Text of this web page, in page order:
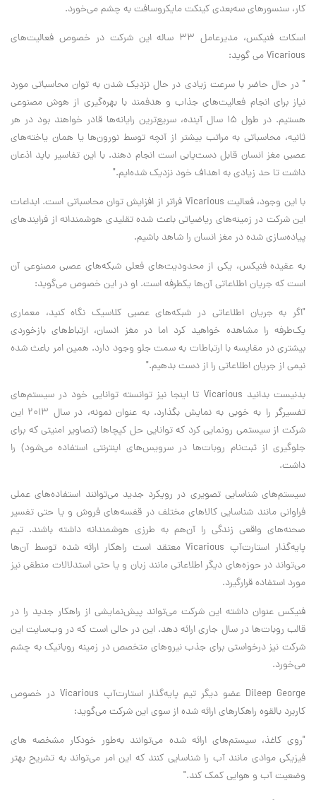
کار، سنسورهای سه‌بعدی کینکت مایکروسافت به چشم می‌خورد.
اسکات فنیکس، مدیرعامل 33 ساله این شرکت در خصوص فعالیت‌های
Vicarious می گوید:
" در حال حاضر با سرعت زیادی در حال نزدیک شدن به توان محاسباتی مورد
نیاز برای انجام فعالیت‌های جذاب و هدفمند با بهره‌گیری از هوش مصنوعی
هستیم. در طول 15 سال آینده، سریع‌ترین رایانه‌ها قادر خواهند بود در هر
ثانیه، محاسباتی به مراتب بیشتر از آنچه توسط نورون‌ها یا همان یاخته‌های
عصبی مغز انسان قابل دست‌یابی است انجام دهند. با این تفاسیر باید اذعان
داشت تا حد زیادی به اهداف خود نزدیک شده‌ایم."
با این وجود، فعالیت Vicarious فراتر از افزایش توان محاسباتی است. ابداعات
این شرکت در زمینه‌های ریاضیاتی باعث شده تقلیدی هوشمندانه از فرایندهای
پیاده‌سازی شده در مغز انسان را شاهد باشیم.
به عقیده فنیکس، یکی از محدودیت‌های فعلی شبکه‌های عصبی مصنوعی آن
است که جریان اطلاعاتی آن‌ها یکطرفه است. او در این خصوص می‌گوید:
"اگر به جریان اطلاعاتی در شبکه‌های عصبی کلاسیک نگاه کنید، معماری
یک‌طرفه را مشاهده خواهید کرد اما در مغز انسان، ارتباط‌های بازخوردی
بیشتری در مقایسه با ارتباطات به سمت جلو وجود دارد. همین امر باعث شده
نیمی از جریان اطلاعاتی را از دست بدهیم."
بدنیست بدانید Vicarious تا اینجا نیز توانسته توانایی خود در سیستم‌های
تفسیرگر را به خوبی به نمایش بگذارد. به عنوان نمونه، در سال 2013 این
شرکت از سیستمی رونمایی کرد که توانایی حل کپچاها (تصاویر امنیتی که برای
جلوگیری از ثبت‌نام روبات‌ها در سرویس‌های اینترنتی استفاده می‌شود) را
داشت.
سیستم‌های شناسایی تصویری در رویکرد جدید می‌توانند استفاده‌های عملی
فراوانی مانند شناسایی کالاهای مختلف در قفسه‌های فروش و یا حتی تفسیر
صحنه‌های واقعی زندگی را آن‌هم به طرزی هوشمندانه داشته باشند. تیم
پایه‌گذار استارت‌آپ Vicarious معتقد است راهکار ارائه شده توسط آن‌ها
می‌تواند در حوزه‌های دیگر اطلاعاتی مانند زبان و یا حتی استدلالات منطقی نیز
مورد استفاده قرارگیرد.
فنیکس عنوان داشته این شرکت می‌تواند پیش‌نمایشی از راهکار جدید را در
قالب روبات‌ها در سال جاری ارائه دهد. این در حالی است که در وب‌سایت این
شرکت نیز درخواستی برای جذب نیروهای متخصص در زمینه روباتیک به چشم
می‌خورد.
Dileep George عضو دیگر تیم پایه‌گذار استارت‌آپ Vicarious در خصوص
کاربرد بالقوه راهکارهای ارائه شده از سوی این شرکت می‌گوید:
"روی کاغذ، سیستم‌های ارائه شده می‌توانند به‌طور خودکار مشخصه های
فیزیکی موادی مانند آب را شناسایی کنند که این امر می‌تواند به تشریح بهتر
وضعیت آب و هوایی کمک کند."